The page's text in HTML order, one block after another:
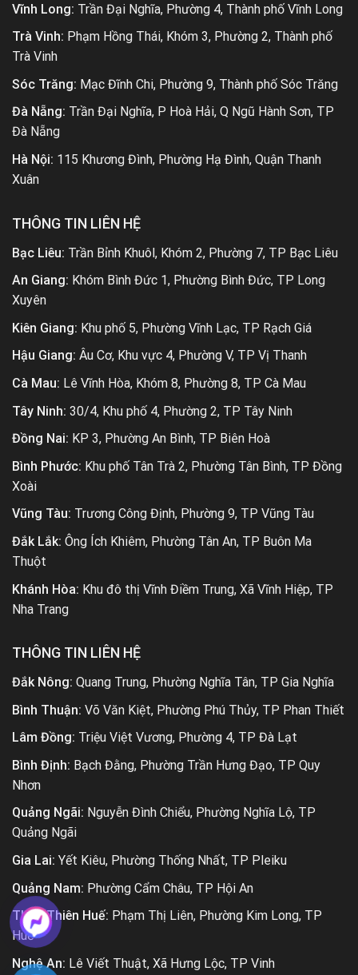
Vĩnh Long: Trần Đại Nghĩa, Phường 4, Thành phố Vĩnh Long
Trà Vinh: Phạm Hồng Thái, Khóm 3, Phường 2, Thành phố
Trà Vinh
Sóc Trăng: Mạc Đĩnh Chi, Phường 9, Thành phố Sóc Trăng
Đà Nẵng: Trần Đại Nghĩa, P Hoà Hải, Q Ngũ Hành Sơn, TP
Đà Nẵng
Hà Nội: 115 Khương Đình, Phường Hạ Đình, Quận Thanh
Xuân
THÔNG TIN LIÊN HỆ
Bạc Liêu: Trần Bỉnh Khuôl, Khóm 2, Phường 7, TP Bạc Liêu
An Giang: Khóm Bình Đức 1, Phường Bình Đức, TP Long
Xuyên
Kiên Giang: Khu phố 5, Phường Vĩnh Lạc, TP Rạch Giá
Hậu Giang: Âu Cơ, Khu vực 4, Phường V, TP Vị Thanh
Cà Mau: Lê Vĩnh Hòa, Khóm 8, Phường 8, TP Cà Mau
Tây Ninh: 30/4, Khu phố 4, Phường 2, TP Tây Ninh
Đồng Nai: KP 3, Phường An Bình, TP Biên Hoà
Bình Phước: Khu phố Tân Trà 2, Phường Tân Bình, TP Đồng
Xoài
Vũng Tàu: Trương Công Định, Phường 9, TP Vũng Tàu
Đắk Lắk: Ông Ích Khiêm, Phường Tân An, TP Buôn Ma
Thuột
Khánh Hòa: Khu đô thị Vĩnh Điềm Trung, Xã Vĩnh Hiệp, TP
Nha Trang
THÔNG TIN LIÊN HỆ
Đắk Nông: Quang Trung, Phường Nghĩa Tân, TP Gia Nghĩa
Bình Thuận: Võ Văn Kiệt, Phường Phú Thủy, TP Phan Thiết
Lâm Đồng: Triệu Việt Vương, Phường 4, TP Đà Lạt
Bình Định: Bạch Đằng, Phường Trần Hưng Đạo, TP Quy
Nhơn
Quảng Ngãi: Nguyễn Đình Chiểu, Phường Nghĩa Lộ, TP
Quảng Ngãi
Gia Lai: Yết Kiêu, Phường Thống Nhất, TP Pleiku
Quảng Nam: Phường Cẩm Châu, TP Hội An
Thừa Thiên Huế: Phạm Thị Liên, Phường Kim Long, TP
Huế
Nghệ An: Lê Viết Thuật, Xã Hưng Lộc, TP Vinh